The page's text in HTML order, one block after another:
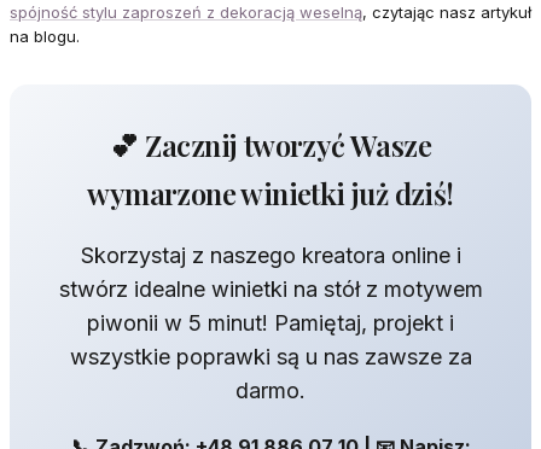
spójność stylu zaproszeń z dekoracją weselną, czytając nasz artykuł
na blogu.
💕 Zacznij tworzyć Wasze
wymarzone winietki już dziś!
Skorzystaj z naszego kreatora online i
stwórz idealne winietki na stół z motywem
piwonii w 5 minut! Pamiętaj, projekt i
wszystkie poprawki są u nas zawsze za
darmo.